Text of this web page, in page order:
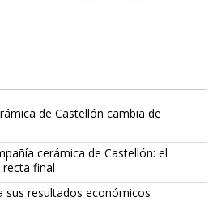
de Castellón cambia de
cerámica de Castellón: el
final
sus resultados económicos